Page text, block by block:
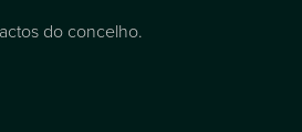
do concelho.